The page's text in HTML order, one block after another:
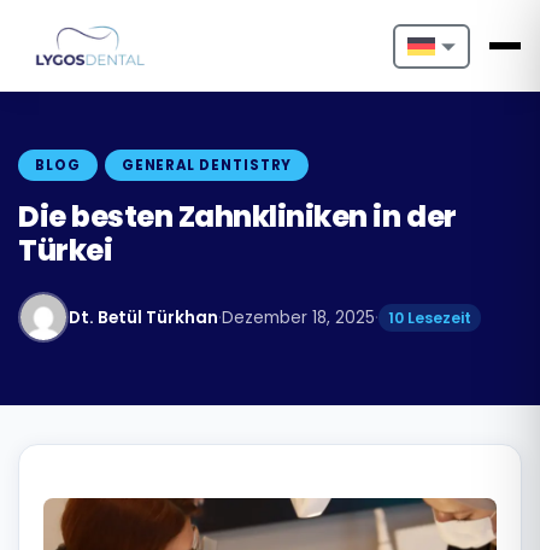
Nederlands
Français
Português
Български
BLOG GENERAL DENTISTRY
Die besten Zahnkliniken in der
Türkei
Dt. Betül Türkhan·Dezember 18, 2025· 10 Lesezeit